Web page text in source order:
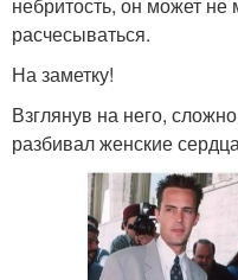
расчесываться.
На заметку!
Взглянув на него,
разбивал женские